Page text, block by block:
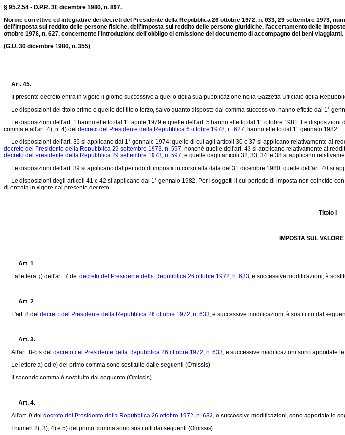
§ 95.2.54 - D.P.R. 30 dicembre 1980, n. 897.
Norme correttive ed integrative dei decreti del Presidente della Repubblica 26 ottobre 1972, n. 633, 29 settembre 1973,
dell'imposta sul reddito delle persone fisiche, dell'imposta sul reddito delle persone giuridiche, l'accertamento delle
ottobre 1978, n. 627, concernente l'introduzione dell'obbligo di emissione del documento di accompagno dei beni viaggianti.
(G.U. 30 dicembre 1980, n. 355)
Art. 45.
Il presente decreto entra in vigore il giorno successivo a quello della sua pubblicazione nella Gazzetta Ufficiale della
Le disposizioni del titolo primo e quelle del titolo terzo, salvo quanto disposto dal comma successivo, hanno effetto dal 1°
Le disposizioni dell'art. 1 hanno effetto dal 1° aprile 1979 e quelle dell'art. 5 hanno effetto dal 1° ottobre 1981. Le
comma e all'art. 4), n. 4) del decreto del Presidente della Repubblica 6 ottobre 1978, n. 627, hanno effetto dal 1° gennaio 1982.
Le disposizioni dell'art. 36 si applicano dal 1° gennaio 1974; quelle di cui agli articoli 30 e 37 si applicano relativamente ai
decreto del Presidente della Repubblica 29 settembre 1973, n. 597, nonchè quelle dell'art. 43 si applicano relativamente ai
decreto del Presidente della Repubblica 29 settembre 1973, n. 597, e quelle degli articoli 32, 33, 34, e 38 si applicano
Le disposizioni dell'art. 39 si applicano dal periodo di imposta in corso alla data del 31 dicembre 1980; quelle dell'art. 40 si
Le disposizioni degli articoli 41 e 42 si applicano dal 1° gennaio 1982. Per i soggetti il cui periodo di imposta non coincide
di entrata in vigore dal presente decreto.
Titolo I
IMPOSTA SUL
Art. 1.
La lettera g) dell'art. 7 del decreto del Presidente della Repubblica 26 ottobre 1972, n. 633, e successive modificazioni, è
Art. 2.
L'art. 8 del decreto del Presidente della Repubblica 26 ottobre 1972, n. 633, e successive modificazioni, è sostituito dal
Art. 3.
All'art. 8-bis del decreto del Presidente della Repubblica 26 ottobre 1972, n. 633, e successive modificazioni sono apportate
Le lettere a) ed e) del primo comma sono sostituite dalle seguenti (Omissis).
Il secondo comma è sostituito dal seguente (Omissis).
Art. 4.
All'art. 9 del decreto del Presidente della Repubblica 26 ottobre 1972, n. 633, e successive modificazioni, sono apportate le
I numeri 2), 3), 4) e 5) del primo comma sono sostituiti dai seguenti (Omissis).